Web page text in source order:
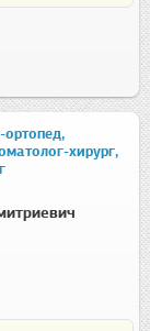
ортопед,
хирург,